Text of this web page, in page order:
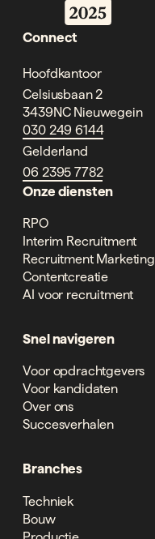
Connect
Hoofdkantoor
Celsiusbaan 2
3439NC Nieuwegein
030 249 6144
Gelderland
06 2395 7782
Onze diensten
RPO
Interim Recruitment
Recruitment Marketing
Contentcreatie
AI voor recruitment
Snel navigeren
Voor opdrachtgevers
Voor kandidaten
Over ons
Succesverhalen
Branches
Techniek
Bouw